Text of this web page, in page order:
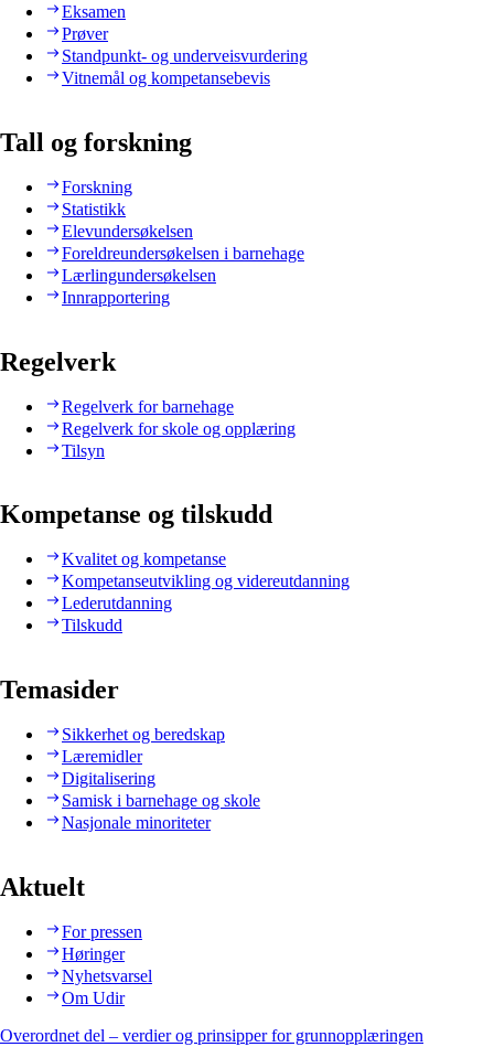
Eksamen
Prøver
Standpunkt- og underveisvurdering
Vitnemål og kompetansebevis
Tall og forskning
Forskning
Statistikk
Elevundersøkelsen
Foreldreundersøkelsen i barnehage
Lærlingundersøkelsen
Innrapportering
Regelverk
Regelverk for barnehage
Regelverk for skole og opplæring
Tilsyn
Kompetanse og tilskudd
Kvalitet og kompetanse
Kompetanseutvikling og videreutdanning
Lederutdanning
Tilskudd
Temasider
Sikkerhet og beredskap
Læremidler
Digitalisering
Samisk i barnehage og skole
Nasjonale minoriteter
Aktuelt
For pressen
Høringer
Nyhetsvarsel
Om Udir
Overordnet del – verdier og prinsipper for grunnopplæringen